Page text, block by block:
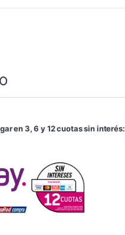
en 3, 6 y 12 cuotas sin interés: